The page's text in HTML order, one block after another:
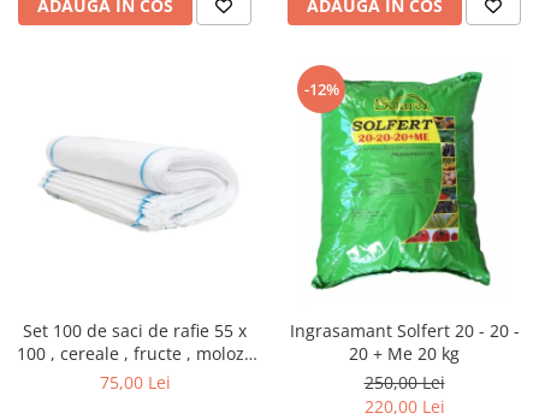
ADAUGA IN COS ADAUGA IN COS
Set 100 de saci de rafie 55 x
100 , cereale , fructe , moloz ,
menaj si depozitare
75,00 Lei
-12%
Ingrasamant Solfert 20 - 20 -
20 + Me 20 kg
250,00 Lei
220,00 Lei